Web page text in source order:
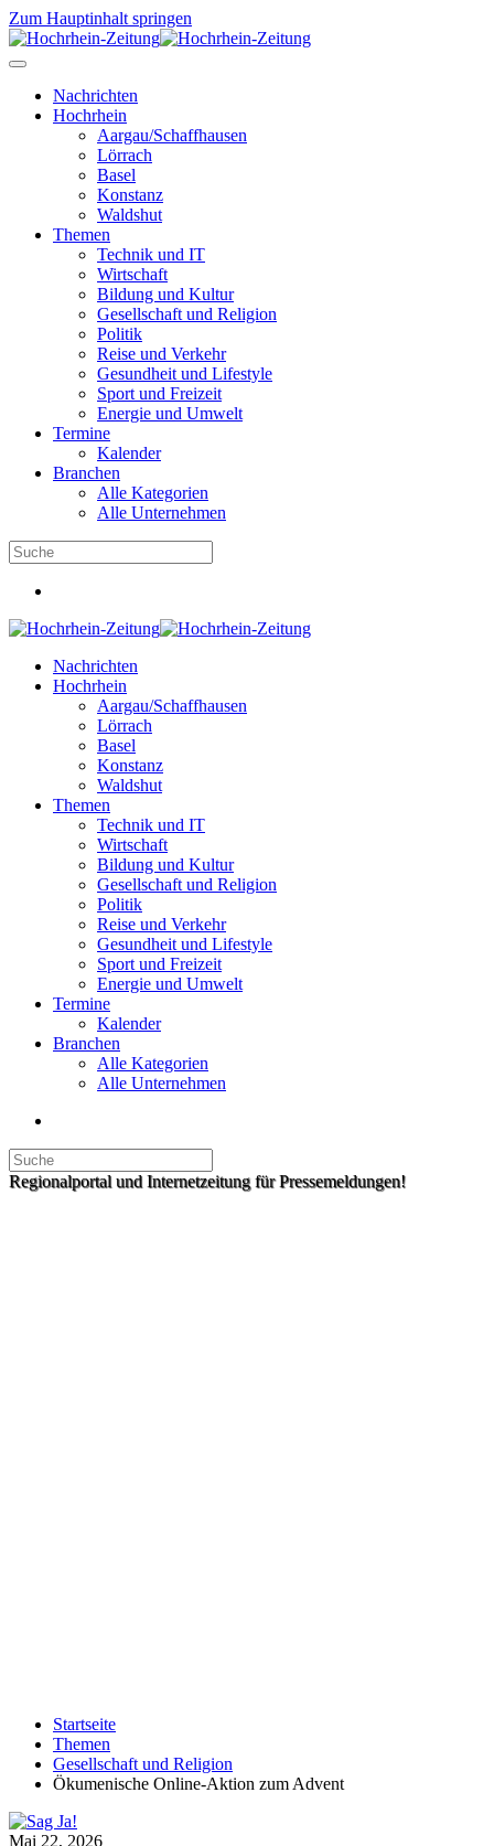
Zum Hauptinhalt springen
Nachrichten
Hochrhein
Aargau/Schaffhausen
Lörrach
Basel
Konstanz
Waldshut
Themen
Technik und IT
Wirtschaft
Bildung und Kultur
Gesellschaft und Religion
Politik
Reise und Verkehr
Gesundheit und Lifestyle
Sport und Freizeit
Energie und Umwelt
Termine
Kalender
Branchen
Alle Kategorien
Alle Unternehmen
Nachrichten
Hochrhein
Aargau/Schaffhausen
Lörrach
Basel
Konstanz
Waldshut
Themen
Technik und IT
Wirtschaft
Bildung und Kultur
Gesellschaft und Religion
Politik
Reise und Verkehr
Gesundheit und Lifestyle
Sport und Freizeit
Energie und Umwelt
Termine
Kalender
Branchen
Alle Kategorien
Alle Unternehmen
Regionalportal und Internetzeitung für Pressemeldungen!
Startseite
Themen
Gesellschaft und Religion
Ökumenische Online-Aktion zum Advent
Mai 22, 2026